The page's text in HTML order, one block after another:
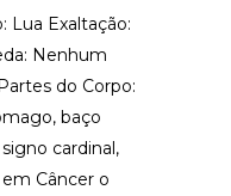
Lua Exaltação:
Nenhum
do Corpo:
baço
cardinal,
Câncer o